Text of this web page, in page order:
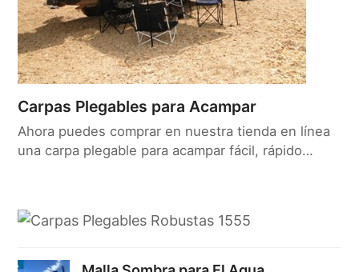
Carpas Plegables para Acampar
Ahora puedes comprar en nuestra tienda en línea
una carpa plegable para acampar fácil, rápido…